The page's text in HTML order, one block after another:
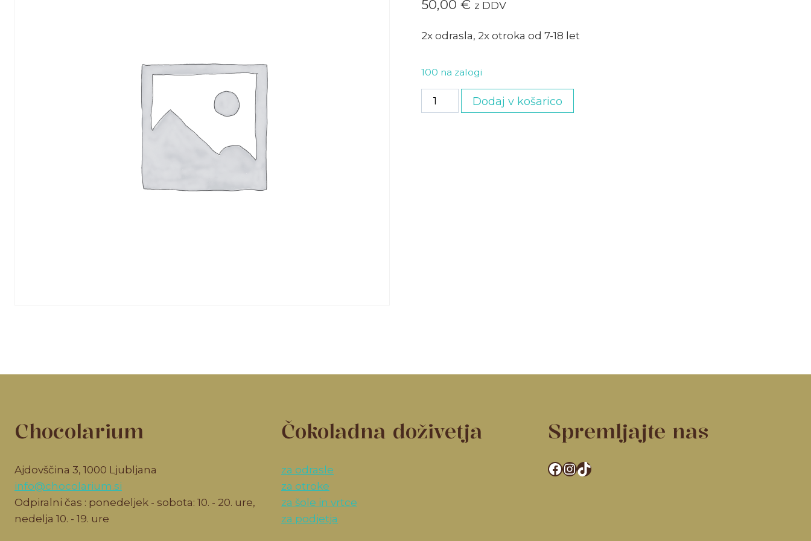
50,00 € z DDV
2x odrasla, 2x otroka od 7-18 let
100 na zalogi
Družinska
vstopnica
Dodaj v košarico
Chocolarium
Ajdovščina 3, 1000 Ljubljana
info@chocolarium.si
Odpiralni čas : ponedeljek - sobota: 10. - 20. ure,
nedelja 10. - 19. ure
Čokoladna doživetja
za odrasle
za otroke
za šole in vrtce
za podjetja
Spremljajte nas
Facebook
Instagram
TikTok